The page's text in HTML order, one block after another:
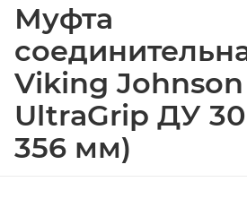
Муфта
Viking Johnson
UltraGrip ДУ
356 мм)